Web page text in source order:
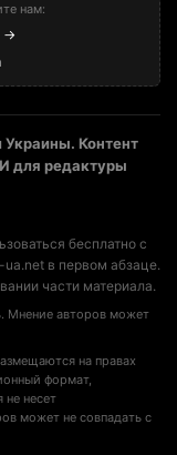
нам:
→
Контент
для редактуры
бесплатно с
ua.net в первом абзаце.
части материала.
Мнение авторов может
на правах
формат,
не несет
может не совпадать с